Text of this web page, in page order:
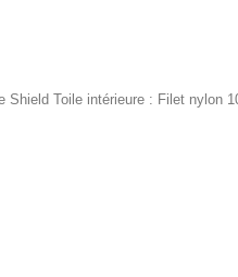
Toile intérieure : Filet nylon